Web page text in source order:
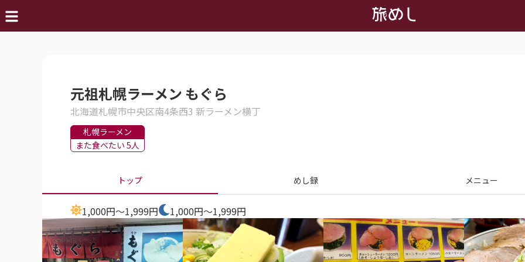
元祖札幌ラーメン もぐら
北海道札幌市中央区南4条西3 新ラーメン横丁
札幌ラーメン
また食べたい 5人
トップ めし録 メニュー
1,000円～1,999円 1,000円～1,999円